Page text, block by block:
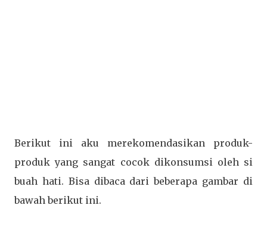
Berikut ini aku merekomendasikan produk-
produk yang sangat cocok dikonsumsi oleh si
buah hati. Bisa dibaca dari beberapa gambar di
bawah berikut ini.